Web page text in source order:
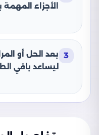
الأجزاء
3
بعد الحل أو
ليساعد باقي